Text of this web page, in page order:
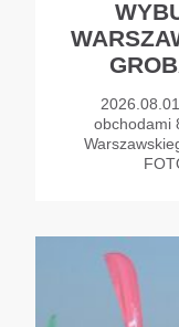
obchodami